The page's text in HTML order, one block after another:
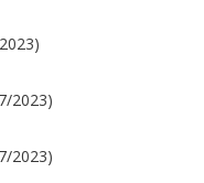
2023)
2023)